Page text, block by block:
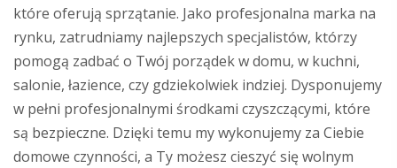
które oferują sprzątanie. Jako profesjonalna marka na
rynku, zatrudniamy najlepszych specjalistów, którzy
pomogą zadbać o Twój porządek w domu, w kuchni,
salonie, łazience, czy gdziekolwiek indziej. Dysponujemy
w pełni profesjonalnymi środkami czyszczącymi, które
są bezpieczne. Dzięki temu my wykonujemy za Ciebie
domowe czynności, a Ty możesz cieszyć się wolnym